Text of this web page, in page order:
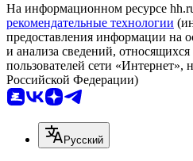
На информационном ресурсе
рекомендательные технологии
предоставления информации на
и анализа сведений,
пользователей сети «Интернет»,
Российской Федерации)
Русский